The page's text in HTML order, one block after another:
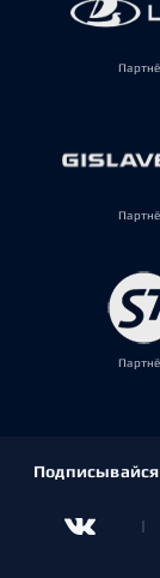
Подписывайся